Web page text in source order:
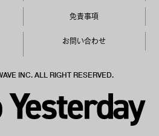
免責事項
お問い合わせ
INC. ALL RIGHT RESERVED.